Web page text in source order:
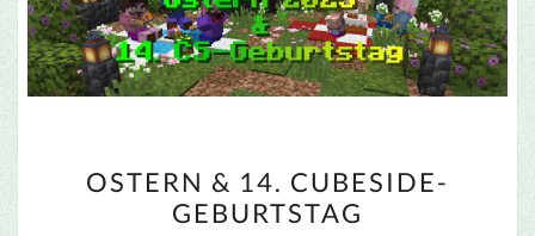
&
14.
OSTERN & 14. CUBESIDE-
GEBURTSTAG